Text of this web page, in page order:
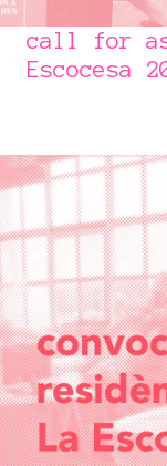
call for
Escocesa